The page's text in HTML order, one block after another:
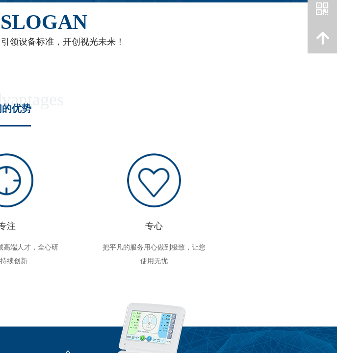
优势
引领设备标准，开创视光未来！
SLOGAN
注
高端人才，全心研
续创新
专心
把平凡的服务用心做到极致，让您
使用无忧
낃
녕
낃
녕